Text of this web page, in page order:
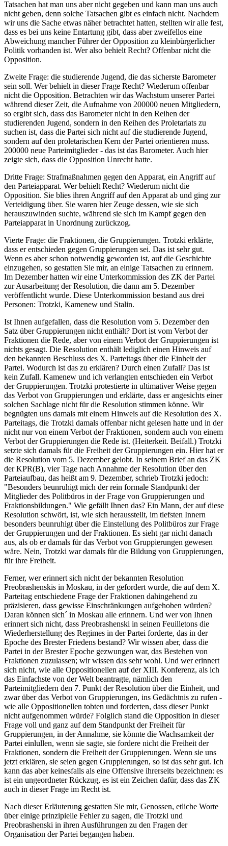
Tatsachen hat man uns aber nicht gegeben und kann man uns auch
nicht geben, denn solche Tatsachen gibt es einfach nicht. Nachdem
wir uns die Sache etwas näher betrachtet hatten, stellten wir alle fest,
dass es bei uns keine Entartung gibt, dass aber zweifellos eine
Abweichung mancher Führer der Opposition zu kleinbürgerlicher
Politik vorhanden ist. Wer also behielt Recht? Offenbar nicht die
Opposition.
Zweite Frage: die studierende Jugend, die das sicherste Barometer
sein soll. Wer behielt in dieser Frage Recht? Wiederum offenbar
nicht die Opposition. Betrachten wir das Wachstum unserer Partei
während dieser Zeit, die Aufnahme von 200000 neuen Mitgliedern,
so ergibt sich, dass das Barometer nicht in den Reihen der
studierenden Jugend, sondern in den Reihen des Proletariats zu
suchen ist, dass die Partei sich nicht auf die studierende Jugend,
sondern auf den proletarischen Kern der Partei orientieren muss.
200000 neue Parteimitglieder - das ist das Barometer. Auch hier
zeigte sich, dass die Opposition Unrecht hatte.
Dritte Frage: Strafmaßnahmen gegen den Apparat, ein Angriff auf
den Parteiapparat. Wer behielt Recht? Wiederum nicht die
Opposition. Sie blies ihren Angriff auf den Apparat ab und ging zur
Verteidigung über. Sie waren hier Zeuge dessen, wie sie sich
herauszuwinden suchte, während sie sich im Kampf gegen den
Parteiapparat in Unordnung zurückzog.
Vierte Frage: die Fraktionen, die Gruppierungen. Trotzki erklärte,
dass er entschieden gegen Gruppierungen sei. Das ist sehr gut.
Wenn es aber schon notwendig geworden ist, auf die Geschichte
einzugehen, so gestatten Sie mir, an einige Tatsachen zu erinnern.
Im Dezember hatten wir eine Unterkommission des ZK der Partei
zur Ausarbeitung der Resolution, die dann am 5. Dezember
veröffentlicht wurde. Diese Unterkommission bestand aus drei
Personen: Trotzki, Kamenew und Stalin.
Ist Ihnen aufgefallen, dass die Resolution vom 5. Dezember den
Satz über Gruppierungen nicht enthält? Dort ist vom Verbot der
Fraktionen die Rede, aber von einem Verbot der Gruppierungen ist
nichts gesagt. Die Resolution enthält lediglich einen Hinweis auf
den bekannten Beschluss des X. Parteitags über die Einheit der
Partei. Wodurch ist das zu erklären? Durch einen Zufall? Das ist
kein Zufall. Kamenew und ich verlangten entschieden ein Verbot
der Gruppierungen. Trotzki protestierte in ultimativer Weise gegen
das Verbot von Gruppierungen und erklärte, dass er angesichts einer
solchen Sachlage nicht für die Resolution stimmen könne. Wir
begnügten uns damals mit einem Hinweis auf die Resolution des X.
Parteitags, die Trotzki damals offenbar nicht gelesen hatte und in der
nicht nur von einem Verbot der Fraktionen, sondern auch von einem
Verbot der Gruppierungen die Rede ist. (Heiterkeit. Beifall.) Trotzki
setzte sich damals für die Freiheit der Gruppierungen ein. Hier hat er
die Resolution vom 5. Dezember gelobt. In seinem Brief an das ZK
der KPR(B), vier Tage nach Annahme der Resolution über den
Parteiaufbau, das heißt am 9. Dezember, schrieb Trotzki jedoch:
"Besonders beunruhigt mich der rein formale Standpunkt der
Mitglieder des Politbüros in der Frage von Gruppierungen und
Fraktionsbildungen." Wie gefällt Ihnen das? Ein Mann, der auf diese
Resolution schwört, ist, wie sich herausstellt, im tiefsten Innern
besonders beunruhigt über die Einstellung des Politbüros zur Frage
der Gruppierungen und der Fraktionen. Es sieht gar nicht danach
aus, als ob er damals für das Verbot von Gruppierungen gewesen
wäre. Nein, Trotzki war damals für die Bildung von Gruppierungen,
für ihre Freiheit.
Ferner, wer erinnert sich nicht der bekannten Resolution
Preobrashenskis in Moskau, in der gefordert wurde, die auf dem X.
Parteitag entschiedene Frage der Fraktionen dahingehend zu
präzisieren, dass gewisse Einschränkungen aufgehoben würden?
Daran können sich´ in Moskau alle erinnern. Und wer von Ihnen
erinnert sich nicht, dass Preobrashenski in seinen Feuilletons die
Wiederherstellung des Regimes in der Partei forderte, das in der
Epoche des Brester Friedens bestand? Wir wissen aber, dass die
Partei in der Brester Epoche gezwungen war, das Bestehen von
Fraktionen zuzulassen; wir wissen das sehr wohl. Und wer erinnert
sich nicht, wie alle Oppositionellen auf der XIII. Konferenz, als ich
das Einfachste von der Welt beantragte, nämlich den
Parteimitgliedern den 7. Punkt der Resolution über die Einheit, und
zwar über das Verbot von Gruppierungen, ins Gedächtnis zu rufen -
wie alle Oppositionellen tobten und forderten, dass dieser Punkt
nicht aufgenommen würde? Folglich stand die Opposition in dieser
Frage voll und ganz auf dem Standpunkt der Freiheit für
Gruppierungen, in der Annahme, sie könnte die Wachsamkeit der
Partei einlullen, wenn sie sagte, sie fordere nicht die Freiheit der
Fraktionen, sondern die Freiheit der Gruppierungen. Wenn sie uns
jetzt erklären, sie seien gegen Gruppierungen, so ist das sehr gut. Ich
kann das aber keinesfalls als eine Offensive ihrerseits bezeichnen: es
ist ein ungeordneter Rückzug, es ist ein Zeichen dafür, dass das ZK
auch in dieser Frage im Recht ist.
Nach dieser Erläuterung gestatten Sie mir, Genossen, etliche Worte
über einige prinzipielle Fehler zu sagen, die Trotzki und
Preobrashenski in ihren Ausführungen zu den Fragen der
Organisation der Partei begangen haben.